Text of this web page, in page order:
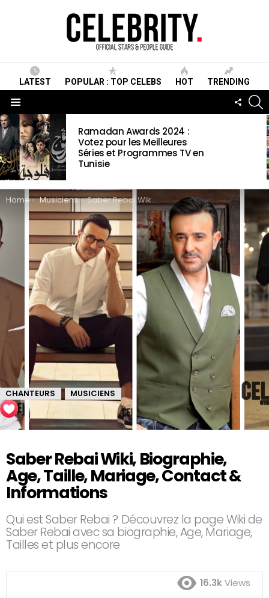
LATEST POPULAR : TOP CELEBS HOT TRENDING
LATEST
STORIES
Ramadan Awards 2024 :
Votez pour les Meilleures
Séries et Programmes TV en
Tunisie
You are here:
Home Musiciens Saber Rebai Wiki, Biographie, Age, Taille, Mariage, Contact & Informations
CHANTEURS , MUSICIENS
Saber Rebai Wiki, Biographie,
Age, Taille, Mariage, Contact &
Informations
Qui est Saber Rebai ? Découvrez la page Wiki de
Saber Rebai avec sa biographie, Age, Mariage,
Tailles et plus encore
16.3kViews